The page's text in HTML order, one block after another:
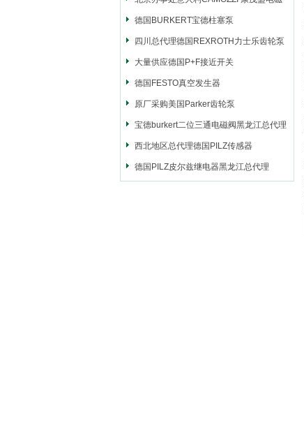
阀
德国BURKERT宝德柱塞泵
四川总代理德国REXROTH力士乐齿轮泵
大量供应德国P+F接近开关
德国FESTO真空发生器
原厂采购美国Parker齿轮泵
宝德burkert二位三通电磁阀黑龙江总代理
西北地区总代理德国PILZ传感器
德国PILZ皮尔兹继电器黑龙江总代理